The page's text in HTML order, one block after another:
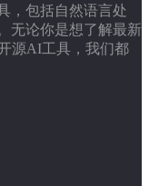
，包括自然语言处
无论你是想了解最新
源AI工具，我们都